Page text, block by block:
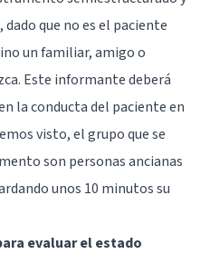
que no es el paciente
un familiar, amigo o
Este informante deberá
la conducta del paciente en
visto, el grupo que se
son personas ancianas
unos 10 minutos su
evaluar el estado